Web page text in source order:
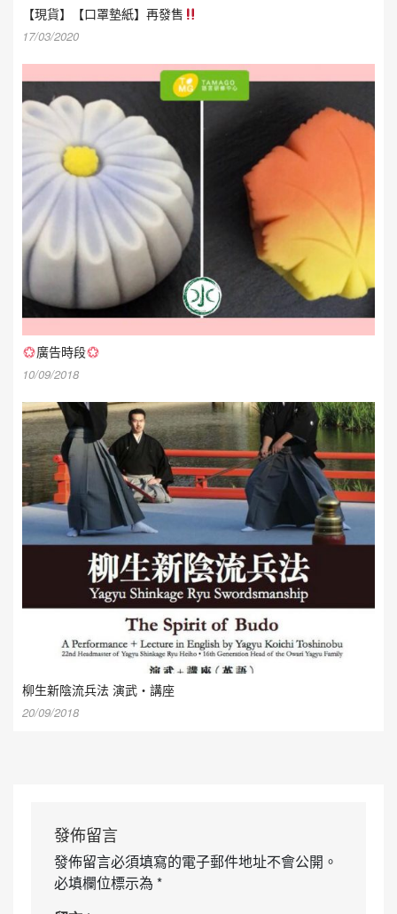
【現貨】【口罩墊紙】再發售
17/03/2020
廣告時段
10/09/2018
柳生新陰流兵法 演武・講座
20/09/2018
發佈留言
發佈留言必須填寫的電子郵件地址不會公開。
必填欄位標示為 *